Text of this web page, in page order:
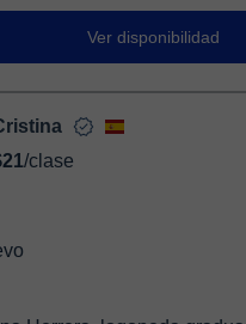
Ver disponibilidad
/clase